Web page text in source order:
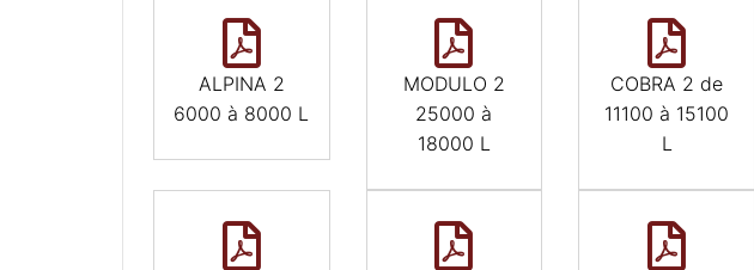
ALPINA 2
6000 à 8000 L
MODULO 2
25000 à
18000 L
COBRA 2 de
11100 à 15100
L